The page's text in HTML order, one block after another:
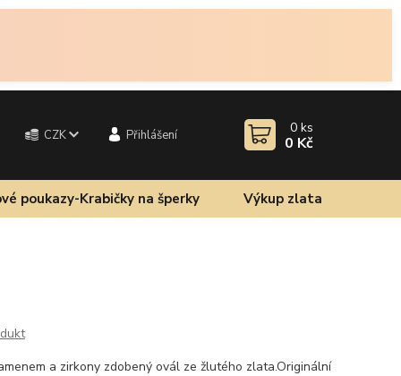
CZK Přihlášení 0 ks
0 Kč
poukazy-Krabičky na šperky Výkup zlata
a zirkony zdobený ovál ze žlutého zlata.Originální